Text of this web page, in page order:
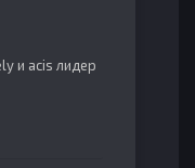
и acis лидер